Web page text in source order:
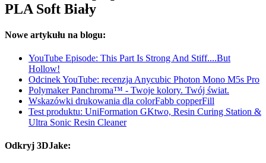
PLA Soft Biały
Nowe artykułu na blogu:
YouTube Episode: This Part Is Strong And Stiff....But
Hollow!
Odcinek YouTube: recenzja Anycubic Photon Mono M5s Pro
Polymaker Panchroma™ - Twoje kolory. Twój świat.
Wskazówki drukowania dla colorFabb copperFill
Test produktu: UniFormation GKtwo, Resin Curing Station &
Ultra Sonic Resin Cleaner
Odkryj 3DJake: